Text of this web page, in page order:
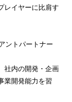
レイヤーに比肩す
ントパートナー
社内の開発・企画
業開発能力を習